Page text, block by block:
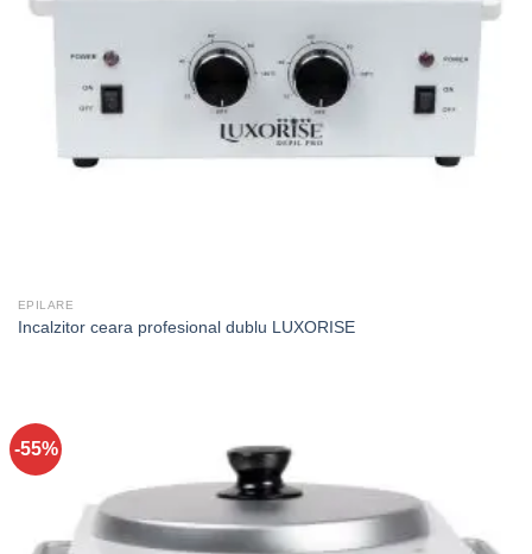
EPILARE
Incalzitor ceara profesional dublu LUXORISE
-55%